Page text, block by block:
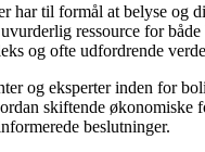
har til formål at belyse og
ressource for
og ofte udfordrende
og eksperter inden for
skiftende
beslutninger.